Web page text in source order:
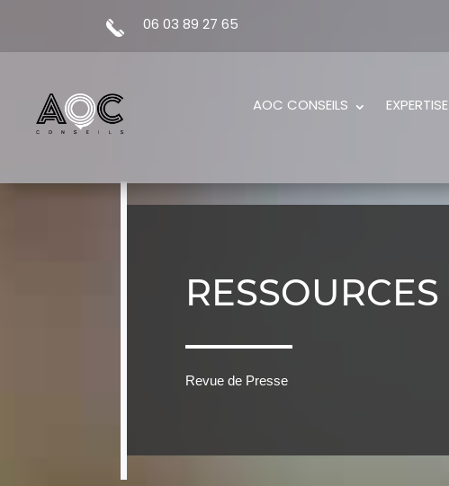
06 03 89 27 65
AOC CONSEILS EXPERTISE
RESSOURCES
Revue de Presse